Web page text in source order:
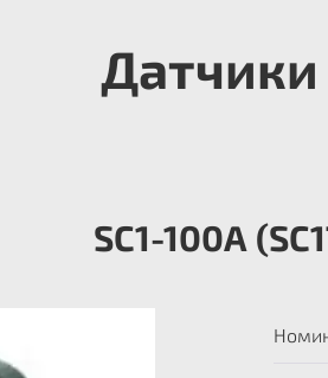
Датчики
SC1-100А